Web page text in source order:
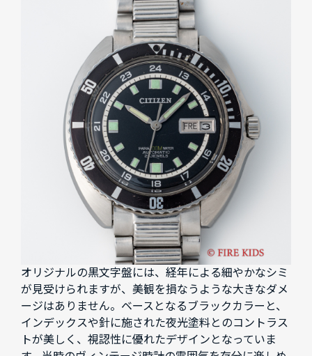
オリジナルの黒文字盤には、経年による細やかなシミ
が見受けられますが、美観を損なうような大きなダメ
ージはありません。ベースとなるブラックカラーと、
インデックスや針に施された夜光塗料とのコントラス
トが美しく、視認性に優れたデザインとなっていま